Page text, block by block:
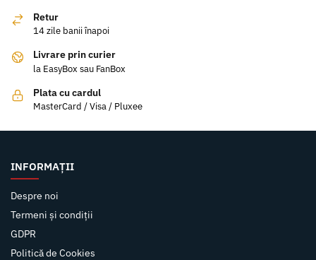
Retur
14 zile banii înapoi
Livrare prin curier
la EasyBox sau FanBox
Plata cu cardul
MasterCard / Visa / Pluxee
INFORMAȚII
Despre noi
Termeni și condiții
GDPR
Politică de Cookies